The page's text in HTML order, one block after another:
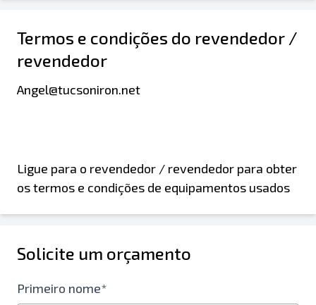
Termos e condições do revendedor /
revendedor
Angel@tucsoniron.net
Ligue para o revendedor / revendedor para obter
os termos e condições de equipamentos usados
Solicite um orçamento
Primeiro nome*